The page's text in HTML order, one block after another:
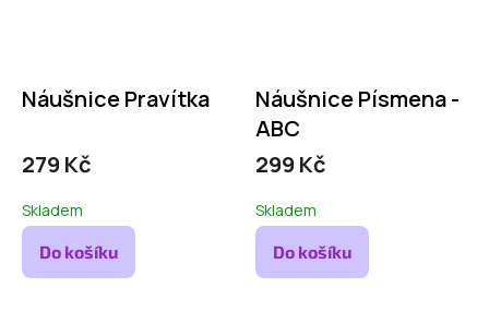
Náušnice Pravítka
279 Kč
Skladem
Do košíku
Náušnice Písmena -
ABC
299 Kč
Skladem
Do košíku